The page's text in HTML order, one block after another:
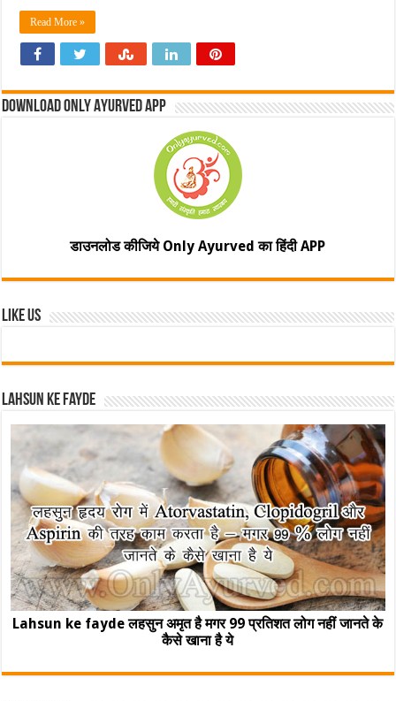
Read More »
Download Only Ayurved App
डाउनलोड कीजिये Only Ayurved का हिंदी APP
Like Us
Lahsun ke fayde
Lahsun ke fayde लहसुन अमृत है मगर 99 प्रतिशत लोग नहीं जानते के
कैसे खाना है ये